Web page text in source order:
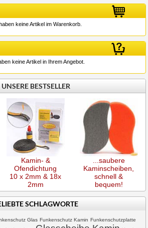
keine Artikel im Warenkorb.
keine Artikel in Ihrem Angebot.
UNSERE BESTSELLER
Kamin- &
Ofendichtung
10 x 2mm & 18x
2mm
...saubere
Kaminscheiben,
schnell &
bequem!
SCHLAGWORTE
Glas Funkenschutz Kamin Funkenschutzplatte